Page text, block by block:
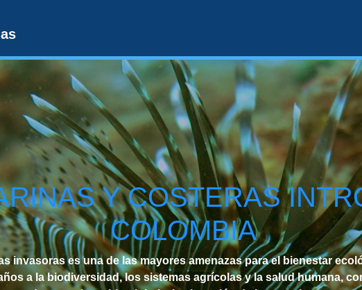
Y COSTERAS
COLOMBIA
invasoras es una de las mayores amenazas para el bienestar
a la biodiversidad, los sistemas agrícolas y la salud humana,